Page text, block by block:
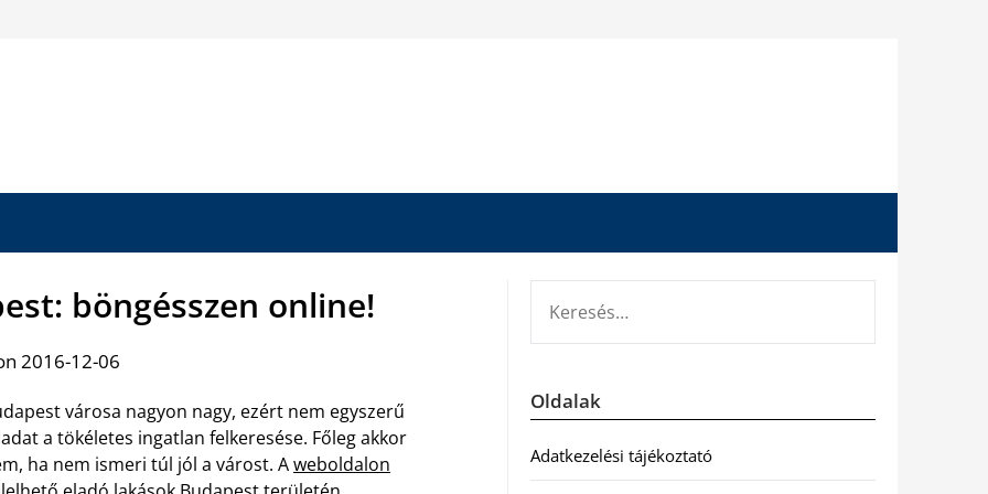
böngésszen online!
2016-12-06
városa nagyon nagy, ezért nem egyszerű
a tökéletes ingatlan felkeresése. Főleg akkor
ha nem ismeri túl jól a várost. Aweboldalon
Oldalak
Adatkezelési tájékoztató